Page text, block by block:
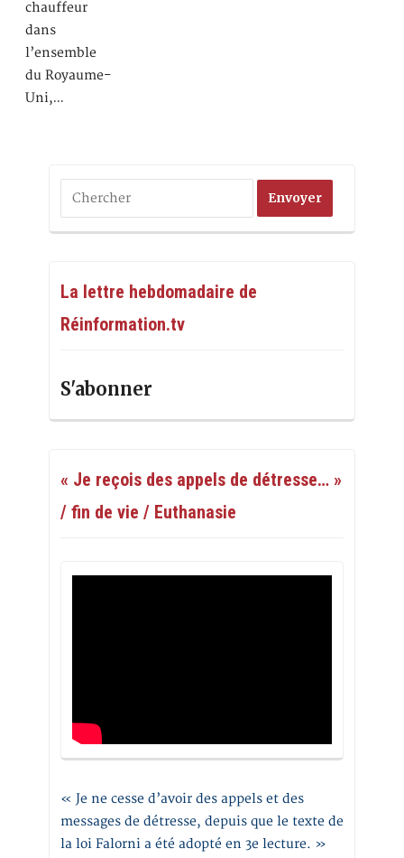
chauffeur
dans
l’ensemble
du Royaume-
Uni,…
La lettre hebdomadaire de
Réinformation.tv
S'abonner
« Je reçois des appels de détresse… »
/ fin de vie / Euthanasie
« Je ne cesse d’avoir des appels et des
messages de détresse, depuis que le texte de
la loi Falorni a été adopté en 3e lecture. »